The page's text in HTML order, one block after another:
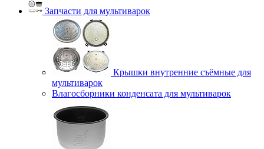
Запчасти для мультиварок
Крышки внутренние съёмные для
мультиварок
Влагосборники конденсата для мультиварок